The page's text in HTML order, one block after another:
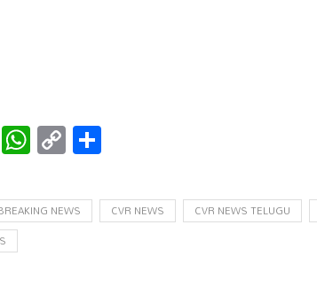
EmailWhatsApp
Copy
Link
NEWS CVR NEWS CVR NEWS TELUGU